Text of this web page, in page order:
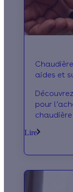
aides et
pour
Lire